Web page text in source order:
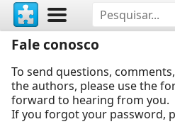
Fale conosco
To send questions,
the authors, please use the
forward to hearing from you.
If you forgot your password,